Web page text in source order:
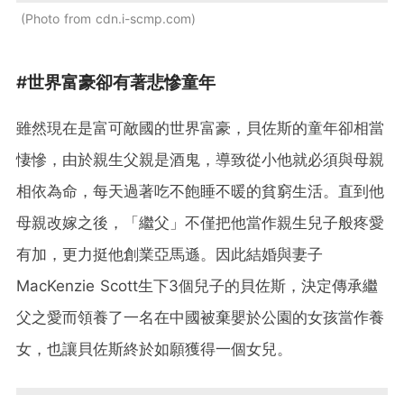
Photo from cdn.i-scmp.com
#世界富豪卻有著悲慘童年
雖然現在是富可敵國的世界富豪，貝佐斯的童年卻相當
悽慘，由於親生父親是酒鬼，導致從小他就必須與母親
相依為命，每天過著吃不飽睡不暖的貧窮生活。直到他
母親改嫁之後，「繼父」不僅把他當作親生兒子般疼愛
有加，更力挺他創業亞馬遜。因此結婚與妻子
MacKenzie Scott生下3個兒子的貝佐斯，決定傳承繼
父之愛而領養了一名在中國被棄嬰於公園的女孩當作養
女，也讓貝佐斯終於如願獲得一個女兒。